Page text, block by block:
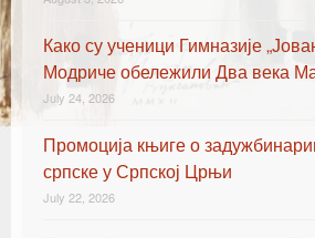
Како су ученици Гимназије
Модриче обележили Два века
July 24, 2026
Промоција књиге о
српске у Српској Црњи
July 22, 2026